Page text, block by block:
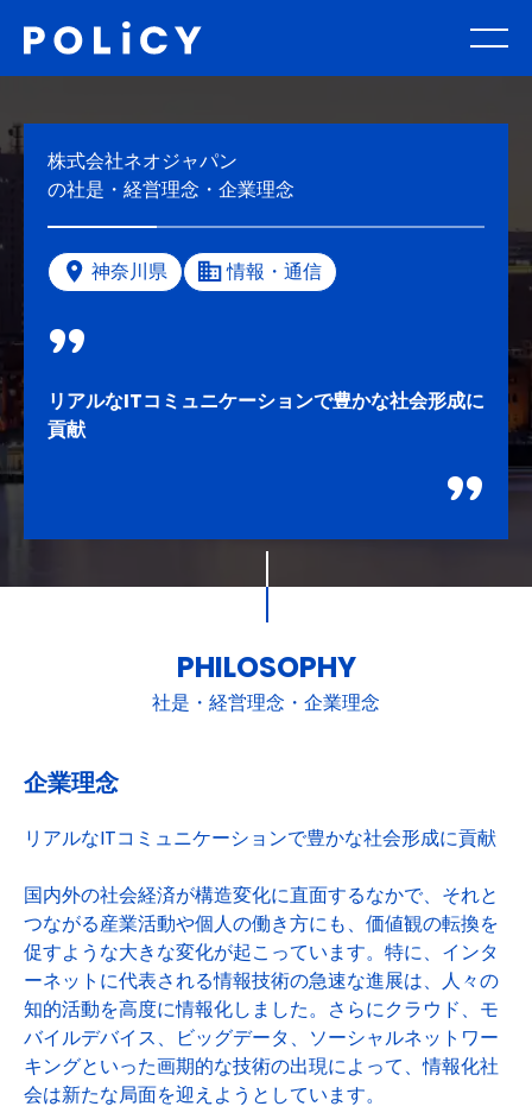
株式会社ネオジャパン
の社是・経営理念・企業理念
神奈川県 情報・通信
リアルなITコミュニケーションで豊かな社会形成に
貢献
PHILOSOPHY
社是・経営理念・企業理念
企業理念
リアルなITコミュニケーションで豊かな社会形成に貢献
国内外の社会経済が構造変化に直面するなかで、それと
つながる産業活動や個人の働き方にも、価値観の転換を
促すような大きな変化が起こっています。特に、インタ
ーネットに代表される情報技術の急速な進展は、人々の
知的活動を高度に情報化しました。さらにクラウド、モ
バイルデバイス、ビッグデータ、ソーシャルネットワー
キングといった画期的な技術の出現によって、情報化社
会は新たな局面を迎えようとしています。